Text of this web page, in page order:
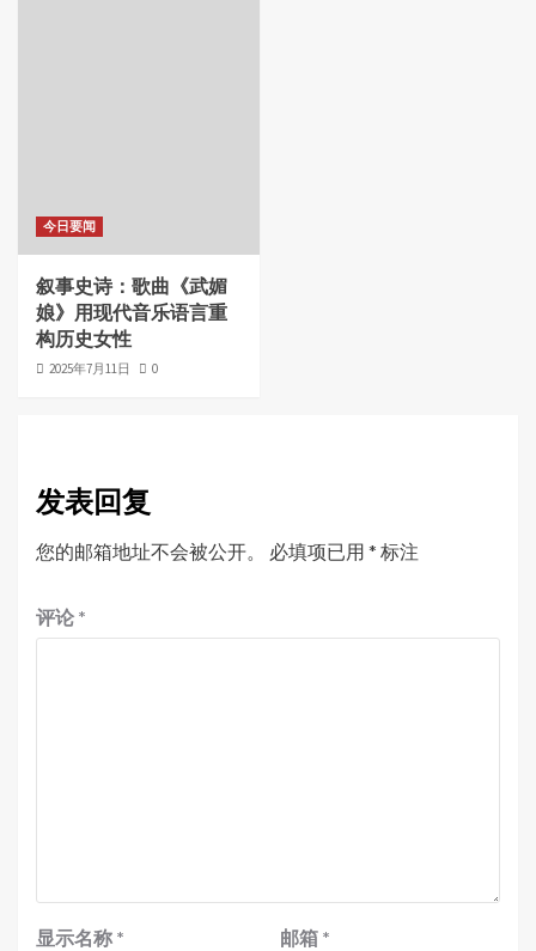
今日要闻
叙事史诗：歌曲《武媚
娘》用现代音乐语言重
构历史女性
2025年7月11日 0
发表回复
您的邮箱地址不会被公开。 必填项已用 * 标注
评论 *
显示名称 * 邮箱 *